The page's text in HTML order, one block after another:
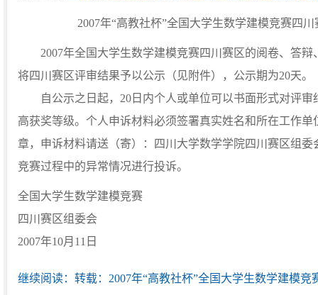
2007年“高教社杯”全国大学生数学建模竞赛四
2007年全国大学生数学建模竞赛四川赛区的阅卷、答辩
将四川赛区评审结果予以公示（见附件），公示期为20天。
自公示之日起，20日内个人或单位可以书面形式对评审
高获奖等级。个人申诉材料必须签署真实姓名和所在工作
章，申诉材料请送（寄）：四川大学数学学院四川赛区组
竞赛过程中的异常情况进行投诉。
全国大学生数学建模竞赛
四川赛区组委会
2007年10月11日
继续阅读：转载：2007年“高教社杯”全国大学生数学建模竞